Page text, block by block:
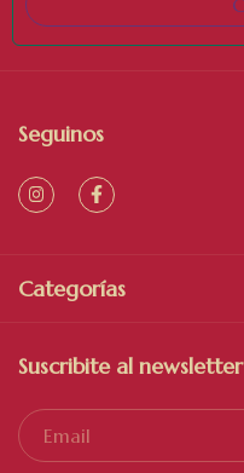
Seguinos
Categorías
Suscribite al newsletter